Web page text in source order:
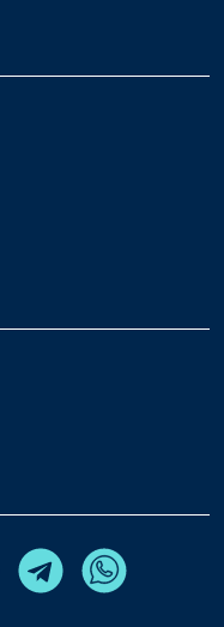
Youtube TelegramWhatsapp